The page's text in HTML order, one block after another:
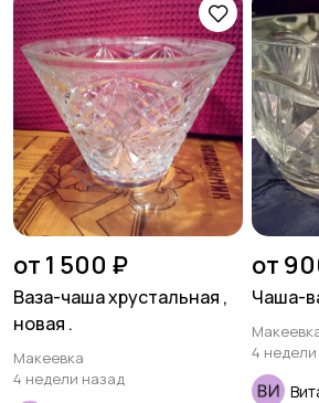
Охрана и
сигнализации
Посуда
Сад и огород
от 1 500 ₽
Ваза-чаша хрустальная ,
новая .
Макеевка
4 недели назад
от
Чаша-
4